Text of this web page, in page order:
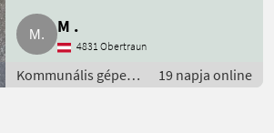
M .
4831 Obertraun
Kommunális gépek
/ Szórógépek
19 napja online